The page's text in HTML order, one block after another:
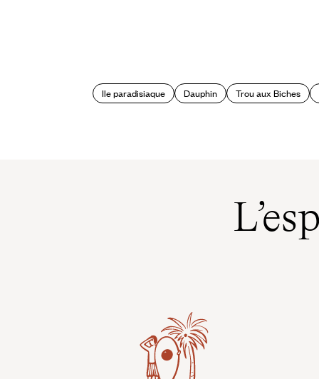
Ile paradisiaque Dauphin Trou aux Biches